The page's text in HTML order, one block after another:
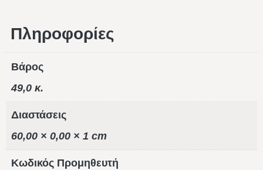
Πληροφορίες
Βάρος
49,0 κ.
Διαστάσεις
60,00 × 0,00 × 1 cm
Κωδικός Προμηθευτή